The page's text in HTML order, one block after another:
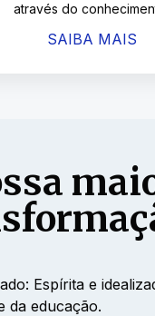
através do
SAIBA MAIS
Espírita e
da educação.